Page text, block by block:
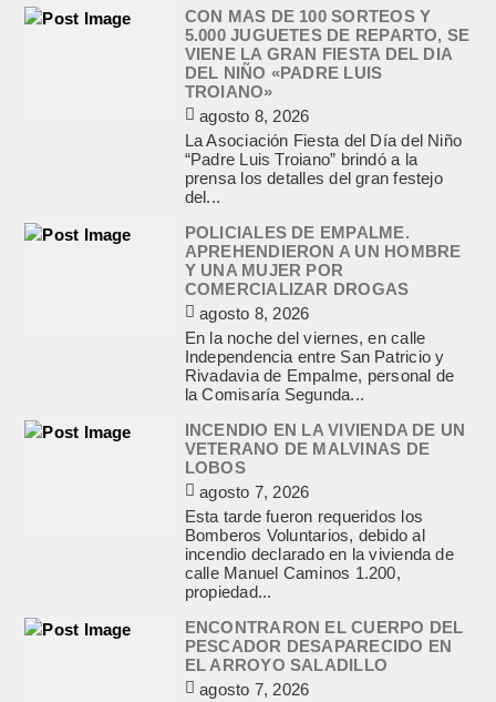
CON MAS DE 100 SORTEOS Y
5.000 JUGUETES DE REPARTO, SE
VIENE LA GRAN FIESTA DEL DIA
DEL NIÑO «PADRE LUIS
TROIANO»
agosto 8, 2026
La Asociación Fiesta del Día del Niño
“Padre Luis Troiano” brindó a la
prensa los detalles del gran festejo
del...
POLICIALES DE EMPALME.
APREHENDIERON A UN HOMBRE
Y UNA MUJER POR
COMERCIALIZAR DROGAS
agosto 8, 2026
En la noche del viernes, en calle
Independencia entre San Patricio y
Rivadavia de Empalme, personal de
la Comisaría Segunda...
INCENDIO EN LA VIVIENDA DE UN
VETERANO DE MALVINAS DE
LOBOS
agosto 7, 2026
Esta tarde fueron requeridos los
Bomberos Voluntarios, debido al
incendio declarado en la vivienda de
calle Manuel Caminos 1.200,
propiedad...
ENCONTRARON EL CUERPO DEL
PESCADOR DESAPARECIDO EN
EL ARROYO SALADILLO
agosto 7, 2026